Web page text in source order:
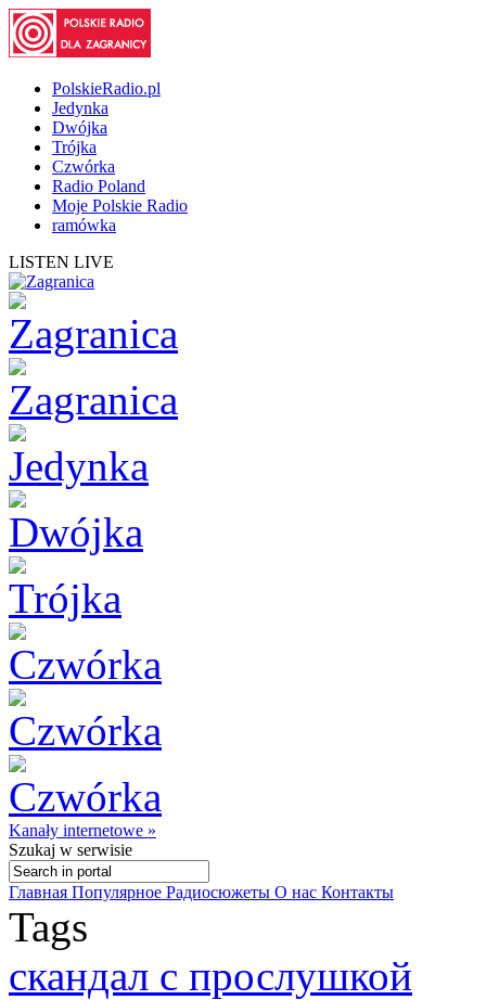
PolskieRadio.pl
Jedynka
Dwójka
Trójka
Czwórka
Radio Poland
Moje Polskie Radio
ramówka
LISTEN LIVE
Kanały internetowe »
Szukaj w serwisie
Главная Популярное Радиосюжеты О нас Контакты
Tags
скандал с прослушкой